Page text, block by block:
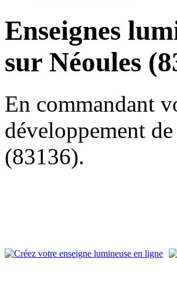
Enseignes
sur Néoules
En commandant
développement
(83136).